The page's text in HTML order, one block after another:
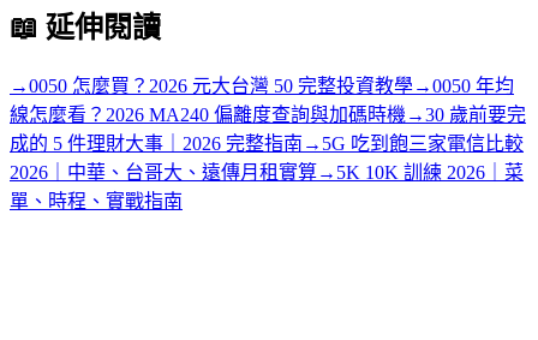
📖 延伸閱讀
→0050 怎麼買？2026 元大台灣 50 完整投資教學→0050 年均
線怎麼看？2026 MA240 偏離度查詢與加碼時機 →30 歲前要完
成的 5 件理財大事｜2026 完整指南 → 5G 吃到飽三家電信比較
2026｜中華、台哥大、遠傳月租實算→ 5K 10K 訓練 2026｜菜
單、時程、實戰指南